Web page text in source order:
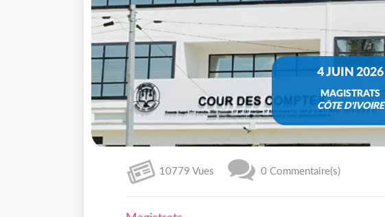
4 JUIN 2026
MAGISTRATS
CÔTE D'IVOIRE
10779 Vues 0 Commentaire(s)